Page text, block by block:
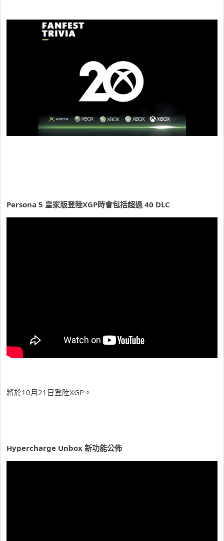
Persona 5 皇家版登陸XGP時會包括超過 40 DLC
將於10月21日登陸XGP。
Hypercharge Unbox 新功能公佈